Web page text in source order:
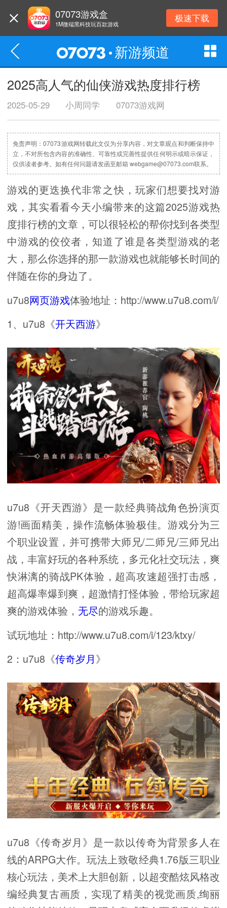
07073游戏盒
1M微端黑科技玩百款游戏 极速下载
新游频道
2025高人气的仙侠游戏热度排行榜
2025-05-29 小周同学 07073游戏网
免责声明：07073游戏网转载此文仅为分享内容，对文章观点和判断保持中
立，不对所包含内容的准确性、可靠性或完善性提供任何明示或暗示保证，
仅供读者参考。如有任何问题请发函至邮箱 webgame@07073.com联系。
游戏的更迭换代非常之快，玩家们想要找对游
戏，其实看看今天小编带来的这篇2025游戏热
度排行榜的文章，可以很轻松的帮你找到各类型
中游戏的佼佼者，知道了谁是各类型游戏的老
大，那么你选择的那一款游戏也就能够长时间的
伴随在你的身边了。
u7u8网页游戏体验地址：http://www.u7u8.com/i/
1、u7u8《开天西游》
u7u8《开天西游》是一款经典骑战角色扮演页
游!画面精美，操作流畅体验极佳。游戏分为三
个职业设置，并可携带大师兄/二师兄/三师兄出
战，丰富好玩的各种系统，多元化社交玩法，爽
快淋漓的骑战PK体验，超高攻速超强打击感，
超高爆率爆到爽，超激情打怪体验，带给玩家超
爽的游戏体验， 无尽的游戏乐趣。
试玩地址：http://www.u7u8.com/i/123/ktxy/
2：u7u8《传奇岁月》
u7u8《传奇岁月》是一款以传奇为背景多人在
线的ARPG大作。玩法上致敬经典1.76版三职业
核心玩法，美术上大胆创新，以超变酷炫风格改
编经典复古画质，实现了精美的视觉画质,绚丽